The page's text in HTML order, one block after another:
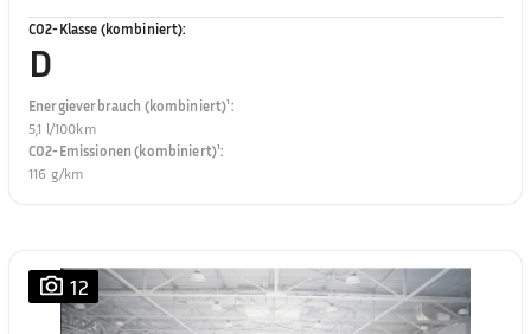
CO2-Klasse (kombiniert):
D
Energieverbrauch (kombiniert)¹:
5,1 l/100km
CO2-Emissionen (kombiniert)¹:
116 g/km
12